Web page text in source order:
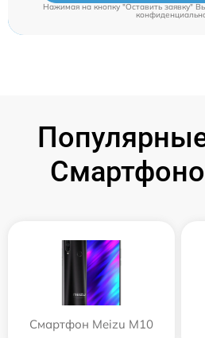
Нажимая на кнопку "Оставить заявку"
Смартфон Meizu M10